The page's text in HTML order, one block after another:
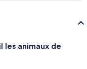
les animaux de